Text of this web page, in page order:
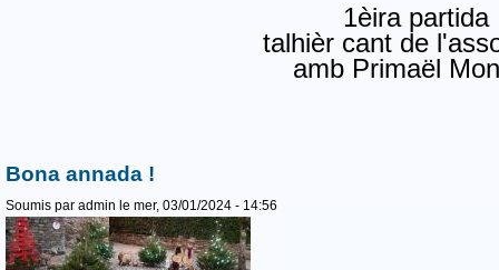
1èira
talhièr cant de
amb Primaël
Bona annada !
Soumis par admin le mer, 03/01/2024 - 14:56